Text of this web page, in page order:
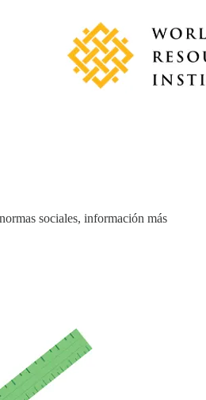
sociales, información más